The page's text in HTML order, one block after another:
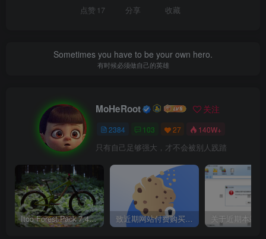
下载速度可能很慢。Winddows用户可以前往 淘宝 Git
for Windows(https://npm.taobao.org/mirrors/git-for-windows/)
镜像 下载 git 安装包。
验证Git的方法(CMD中输入)
git –verion
同样输入后能够显示版本说明安装成功。
点赞 17 分享 收藏
Sometimes you have to be your own hero.
有时候必须做自己的英雄
MoHeRoot 关注
2384 103 27 140W+
只有自己足够强大，才不会被别人践踏
Itoo Forest Pack 7.4.20 森林插件 For 3DSMAX 2014 ~ 2023 汉化永久版 致近期网站付费购买资源及会员用户后，网页显示依然没有购买解决方法！